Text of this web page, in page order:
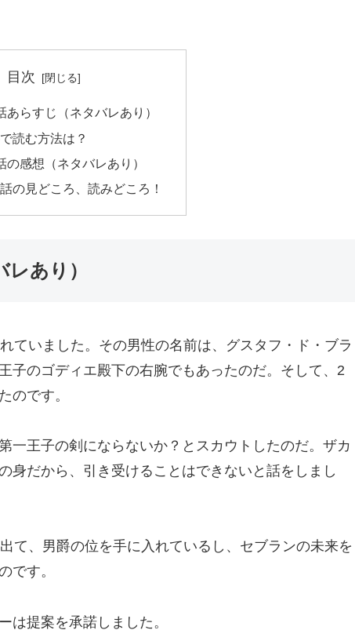
目次
あらすじ（ネタバレあり）
読む方法は？
の感想（ネタバレあり）
の見どころ、読みどころ！
あり）
ていました。その男性の名前は、グスタフ・ド・ブラ
子のゴディエ殿下の右腕でもあったのだ。そして、2
のです。
一王子の剣にならないか？とスカウトしたのだ。ザカ
身だから、引き受けることはできないと話をしまし
て、男爵の位を手に入れているし、セブランの未来を
です。
は提案を承諾しました。